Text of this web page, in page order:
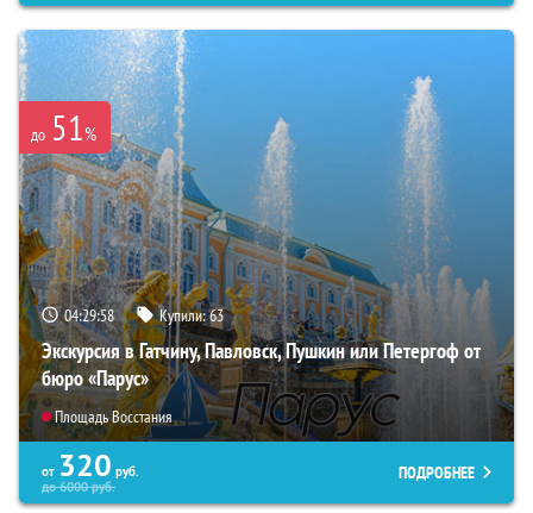
до 51%
04:29:57 Купили:63
Экскурсия в Гатчину, Павловск, Пушкин или Петергоф от
бюро «Парус»
Площадь Восстания
от 320 руб.
до6000руб.
ПОДРОБНЕЕ